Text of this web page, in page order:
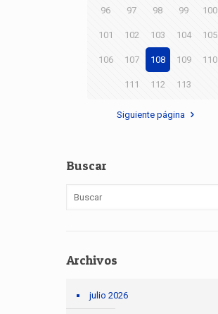
96 97 98 99 100
101 102 103 104 105
106 107 108 109 110
111 112 113
Siguiente página
Buscar
Archivos
julio 2026